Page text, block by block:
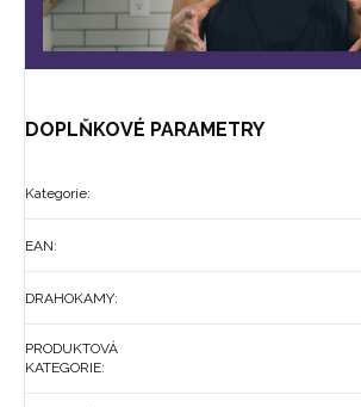
DOPLŇKOVÉ PARAMETRY
Kategorie:
EAN:
DRAHOKAMY:
PRODUKTOVÁ
KATEGORIE: